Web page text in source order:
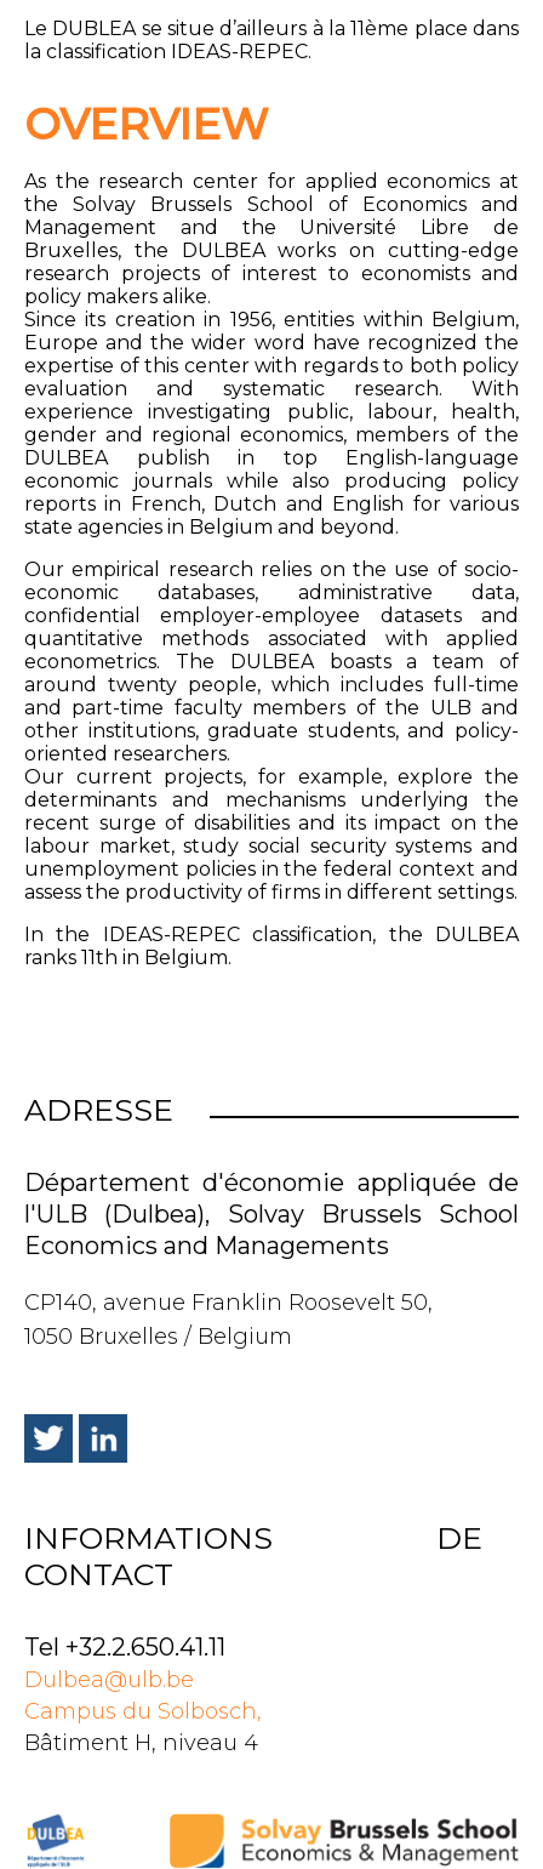
Le DUBLEA se situe d’ailleurs à la 11ème place dans
la classification IDEAS-REPEC.
OVERVIEW
As the research center for applied economics at
the Solvay Brussels School of Economics and
Management and the Université Libre de
Bruxelles, the DULBEA works on cutting-edge
research projects of interest to economists and
policy makers alike.
Since its creation in 1956, entities within Belgium,
Europe and the wider word have recognized the
expertise of this center with regards to both policy
evaluation and systematic research. With
experience investigating public, labour, health,
gender and regional economics, members of the
DULBEA publish in top English-language
economic journals while also producing policy
reports in French, Dutch and English for various
state agencies in Belgium and beyond.
Our empirical research relies on the use of socio-
economic databases, administrative data,
confidential employer-employee datasets and
quantitative methods associated with applied
econometrics. The DULBEA boasts a team of
around twenty people, which includes full-time
and part-time faculty members of the ULB and
other institutions, graduate students, and policy-
oriented researchers.
Our current projects, for example, explore the
determinants and mechanisms underlying the
recent surge of disabilities and its impact on the
labour market, study social security systems and
unemployment policies in the federal context and
assess the productivity of firms in different settings.
In the IDEAS-REPEC classification, the DULBEA
ranks 11th in Belgium.
ADRESSE
Département d'économie appliquée de
l'ULB (Dulbea), Solvay Brussels School
Economics and Managements
CP140, avenue Franklin Roosevelt 50,
1050 Bruxelles / Belgium
INFORMATIONS DE
CONTACT
Tel +32.2.650.41.11
Dulbea@ulb.be
Campus du Solbosch,
Bâtiment H, niveau 4